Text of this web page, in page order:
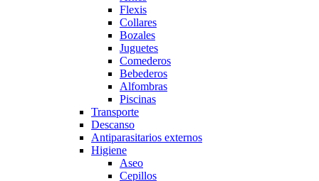
Flexis
Collares
Bozales
Juguetes
Comederos
Bebederos
Alfombras
Piscinas
Transporte
Descanso
Antiparasitarios externos
Higiene
Aseo
Cepillos